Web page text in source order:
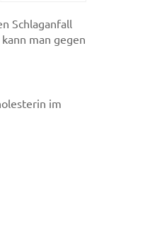
Schlaganfall
man gegen
im